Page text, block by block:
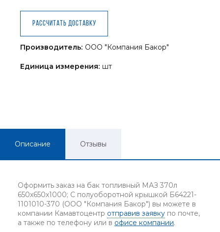
Рассчитать доставку
Производитель: ООО "Компания Бакор"
Единица измерения: шт
Описание Отзывы
Оформить заказ на бак топливный МАЗ 370л
650х650х1000; С полуоборотной крышкой Б64221-
1101010-370 (ООО "Компания Бакор") вы можете в
компании Камавтоцентр отправив заявку по почте,
а также по телефону или в офисе компании.